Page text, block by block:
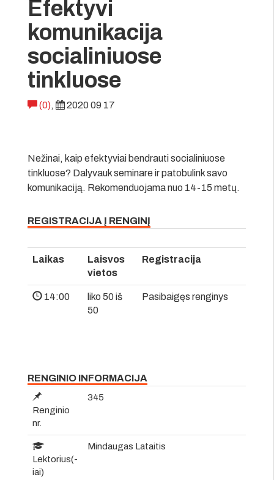
Efektyvi
komunikacija
socialiniuose
tinkluose
(0), 2020 09 17
Nežinai, kaip efektyviai bendrauti socialiniuose
tinkluose? Dalyvauk seminare ir patobulink savo
komunikaciją. Rekomenduojama nuo 14-15 metų.
REGISTRACIJA Į RENGINĮ
Laikas
Laisvos
vietos
Registracija
14:00
liko 50 iš
50
Pasibaigęs renginys
RENGINIO INFORMACIJA
Renginio
nr.
345
Lektorius(-
iai)
Mindaugas Lataitis